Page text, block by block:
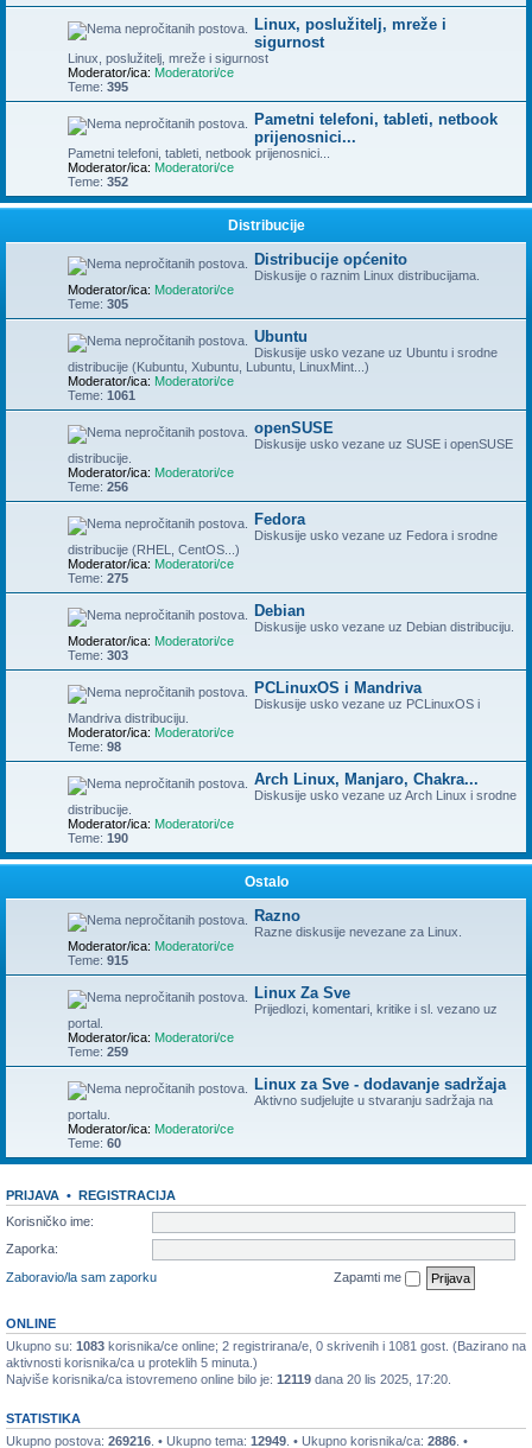
Linux, poslužitelj, mreže i
sigurnost
Linux, poslužitelj, mreže i sigurnost
Moderator/ica: Moderatori/ce
Teme: 395
Pametni telefoni, tableti, netbook
prijenosnici...
Pametni telefoni, tableti, netbook prijenosnici...
Moderator/ica: Moderatori/ce
Teme: 352
Distribucije
Distribucije općenito
Diskusije o raznim Linux distribucijama.
Moderator/ica: Moderatori/ce
Teme: 305
Ubuntu
Diskusije usko vezane uz Ubuntu i srodne
distribucije (Kubuntu, Xubuntu, Lubuntu, LinuxMint...)
Moderator/ica: Moderatori/ce
Teme: 1061
openSUSE
Diskusije usko vezane uz SUSE i openSUSE
distribucije.
Moderator/ica: Moderatori/ce
Teme: 256
Fedora
Diskusije usko vezane uz Fedora i srodne
distribucije (RHEL, CentOS...)
Moderator/ica: Moderatori/ce
Teme: 275
Debian
Diskusije usko vezane uz Debian distribuciju.
Moderator/ica: Moderatori/ce
Teme: 303
PCLinuxOS i Mandriva
Diskusije usko vezane uz PCLinuxOS i
Mandriva distribuciju.
Moderator/ica: Moderatori/ce
Teme: 98
Arch Linux, Manjaro, Chakra...
Diskusije usko vezane uz Arch Linux i srodne
distribucije.
Moderator/ica: Moderatori/ce
Teme: 190
Ostalo
Razno
Razne diskusije nevezane za Linux.
Moderator/ica: Moderatori/ce
Teme: 915
Linux Za Sve
Prijedlozi, komentari, kritike i sl. vezano uz
portal.
Moderator/ica: Moderatori/ce
Teme: 259
Linux za Sve - dodavanje sadržaja
Aktivno sudjelujte u stvaranju sadržaja na
portalu.
Moderator/ica: Moderatori/ce
Teme: 60
PRIJAVA • REGISTRACIJA
Korisničko ime:
Zaporka:
Zaboravio/la sam zaporku
Zapamti me
ONLINE
Ukupno su: 1083 korisnika/ce online; 2 registrirana/e, 0 skrivenih i 1081 gost. (Bazirano na
aktivnosti korisnika/ca u proteklih 5 minuta.)
Najviše korisnika/ca istovremeno online bilo je: 12119 dana 20 lis 2025, 17:20.
STATISTIKA
Ukupno postova: 269216 . • Ukupno tema: 12949 . • Ukupno korisnika/ca: 2886 . •